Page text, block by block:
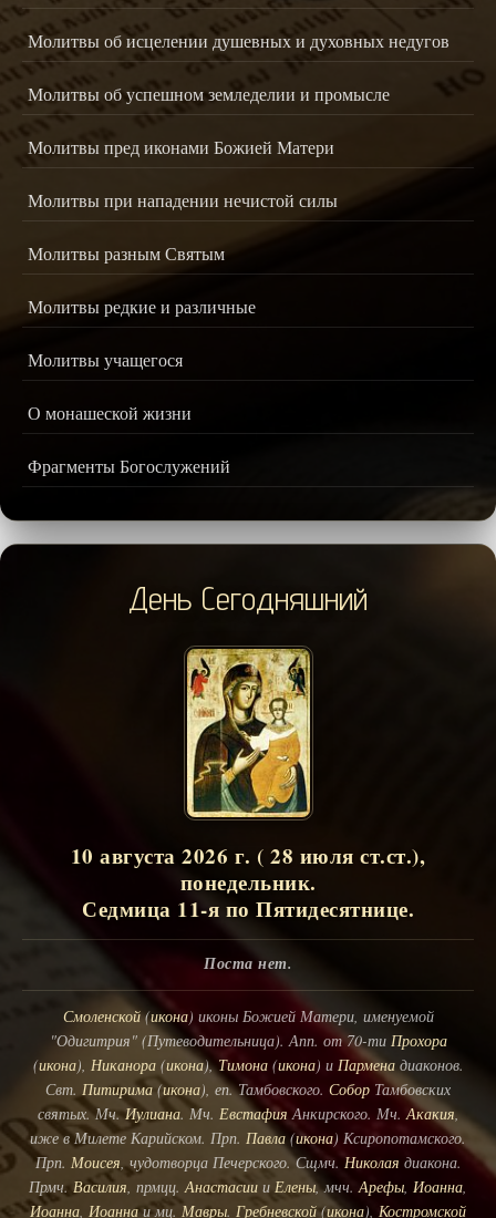
Молитвы об исцелении душевных и духовных недугов
Молитвы об успешном земледелии и промысле
Молитвы пред иконами Божией Матери
Молитвы при нападении нечистой силы
Молитвы разным Святым
Молитвы редкие и различные
Молитвы учащегося
О монашеской жизни
Фрагменты Богослужений
День Сегодняшний
10 августа 2026 г. ( 28 июля ст.ст.),
понедельник.
Седмица 11-я по Пятидесятнице.
Поста нет.
Смоленской(икона) иконы Божией Матери, именуемой
"Одигитрия" (Путеводительница). Апп. от 70-ти Прохора
(икона), Никанора(икона), Тимона(икона) и Парменадиаконов.
Свт. Питирима (икона), еп. Тамбовского. Собор Тамбовских
святых. Мч.Иулиана. Мч. Евстафия Анкирского. Мч. Акакия,
иже в Милете Карийском. Прп. Павла (икона) Ксиропотамского.
Прп. Моисея , чудотворца Печерского. Сщмч.Николая диакона.
Прмч. Василия , прмцц. Анастасии и Елены, мчч. Арефы Иоанна
Иоанна Иоаннаи мц. Мавры. Гребневской(икона), Костромской